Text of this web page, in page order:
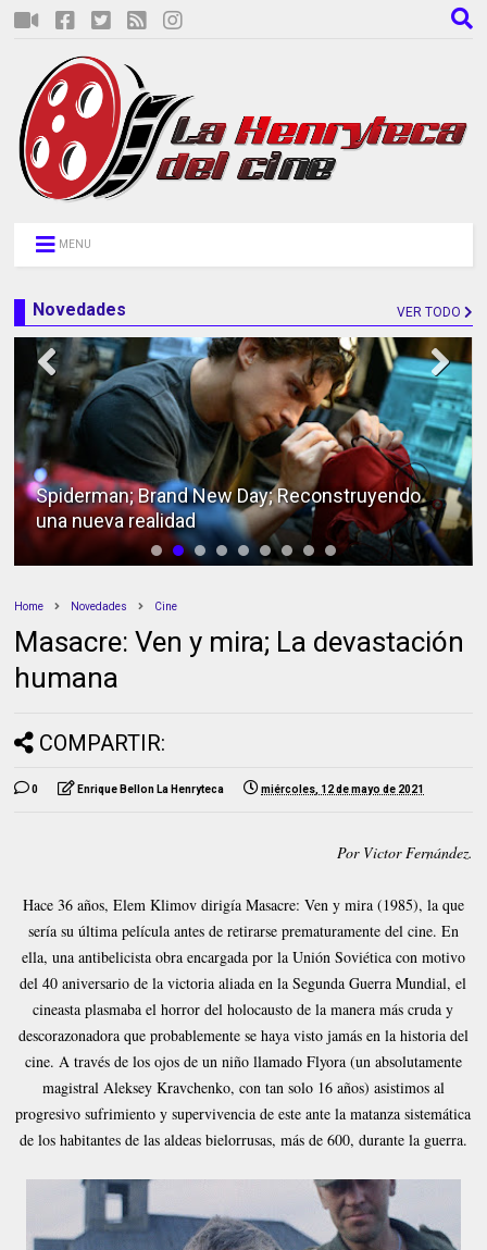
MENU
Novedades VER TODO
Spiderman; Brand New Day; Reconstruyendo
una nueva realidad
Home Novedades Cine
Masacre: Ven y mira; La devastación
humana
COMPARTIR:
0 Enrique Bellon La Henryteca miércoles, 12 de mayo de 2021
Por Victor Fernández.
Hace 36 años, Elem Klimov dirigía Masacre: Ven y mira (1985), la que
sería su última película antes de retirarse prematuramente del cine. En
ella, una antibelicista obra encargada por la Unión Soviética con motivo
del 40 aniversario de la victoria aliada en la Segunda Guerra Mundial, el
cineasta plasmaba el horror del holocausto de la manera más cruda y
descorazonadora que probablemente se haya visto jamás en la historia del
cine. A través de los ojos de un niño llamado Flyora (un absolutamente
magistral Aleksey Kravchenko, con tan solo 16 años) asistimos al
progresivo sufrimiento y supervivencia de este ante la matanza sistemática
de los habitantes de las aldeas bielorrusas, más de 600, durante la guerra.